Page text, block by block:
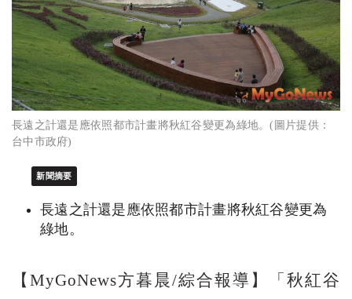
長遠之計還是應依照都市計畫將秋紅谷變更為綠地。(圖片提供：
台中市政府)
新聞摘要
長遠之計還是應依照都市計畫將秋紅谷變更為
綠地。
【MyGoNews方暮晨/綜合報導】「秋紅谷